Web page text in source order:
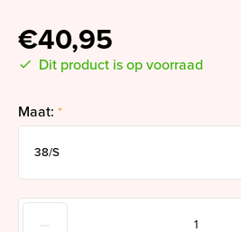
€40,95
Dit product is op voorraad
Maat: *